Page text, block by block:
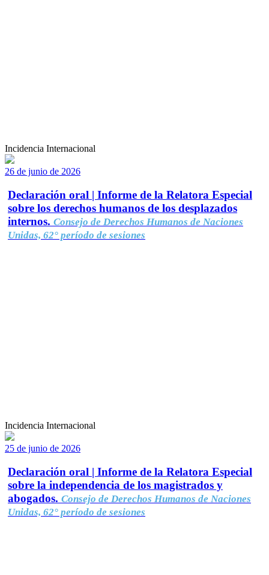
Incidencia Internacional
26 de junio de 2026
Declaración oral | Informe de la Relatora Especial
sobre los derechos humanos de los desplazados
internos. Consejo de Derechos Humanos de Naciones
Unidas, 62° período de sesiones
Incidencia Internacional
25 de junio de 2026
Declaración oral | Informe de la Relatora Especial
sobre la independencia de los magistrados y
abogados. Consejo de Derechos Humanos de Naciones
Unidas, 62° período de sesiones